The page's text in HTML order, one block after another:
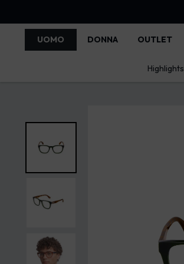
UOMO DONNA OUTLET
Highlights